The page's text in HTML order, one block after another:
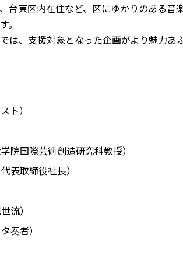
台東区内在住など、区にゆかりのある音
。
は、支援対象となった企画がより魅力あ
ト）
学院国際芸術創造研究科教授）
表取締役社長）
流）
奏者）